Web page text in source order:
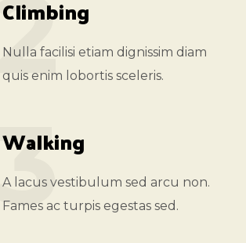
Climbing
Nulla facilisi etiam dignissim diam
quis enim lobortis sceleris.
Walking
A lacus vestibulum sed arcu non.
Fames ac turpis egestas sed.